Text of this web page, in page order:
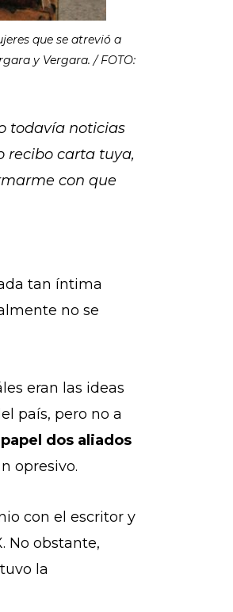
que se atrevió a
y Vergara. / FOTO:
todavía noticias
recibo carta tuya,
con que
tan íntima
no se
eran las ideas
país, pero no a
dos aliados
opresivo.
con el escritor y
No obstante,
la